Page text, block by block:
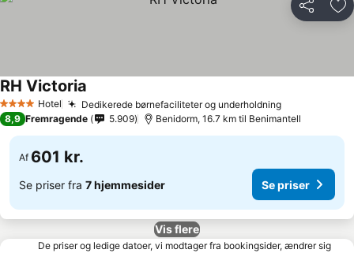
Del
4 StjernerHotel Dedikerede børnefaciliteter og underholdningSe priser
RH Victoria
8,9 Fremragende 5.909 Benidorm, 16.7 km til Benimantell
Af 601 kr.
Se priser fra 7 hjemmesider Se priser
Vis flere
De priser og ledige datoer, vi modtager fra bookingsider, ændrer sig